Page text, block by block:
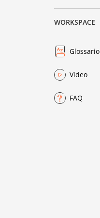
WORKSPACE
Glossario
Video
FAQ